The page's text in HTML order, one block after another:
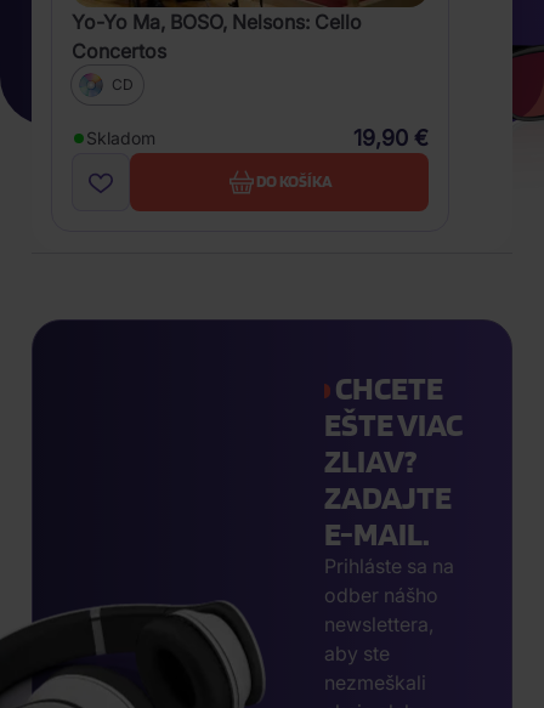
Yo-Yo Ma, BOSO, Nelsons: Cello
Concertos
CD
Skladom 19,90 €
DO KOŠÍKA
CHCETE
EŠTE VIAC
ZLIAV?
ZADAJTE
E-MAIL.
Prihláste sa na
odber nášho
newslettera,
aby ste
nezmeškali